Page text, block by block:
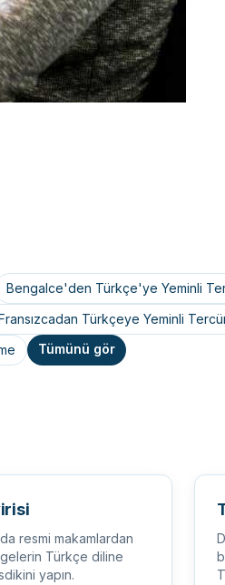
Bengalce'den Türkçe'ye Yeminli
Türkçeye Yeminli
Tümünü gör
resmi makamlardan
Türkçe diline
yapın.